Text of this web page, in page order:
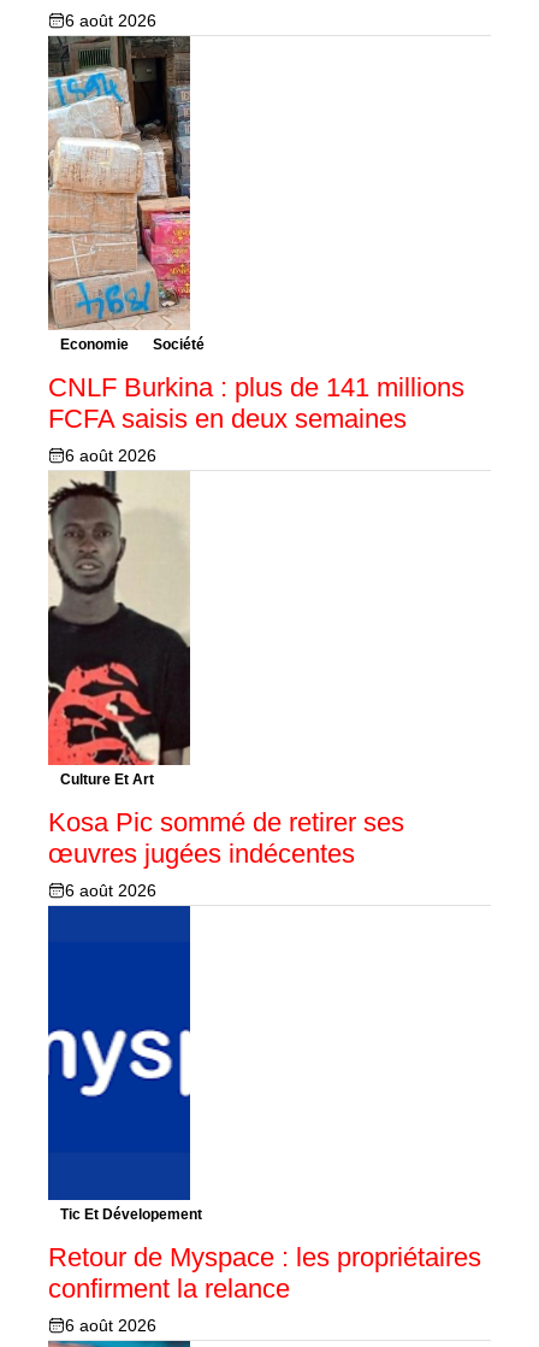
6 août 2026
Economie Société
CNLF Burkina : plus de 141 millions
FCFA saisis en deux semaines
6 août 2026
Culture Et Art
Kosa Pic sommé de retirer ses
œuvres jugées indécentes
6 août 2026
Tic Et Dévelopement
Retour de Myspace : les propriétaires
confirment la relance
6 août 2026